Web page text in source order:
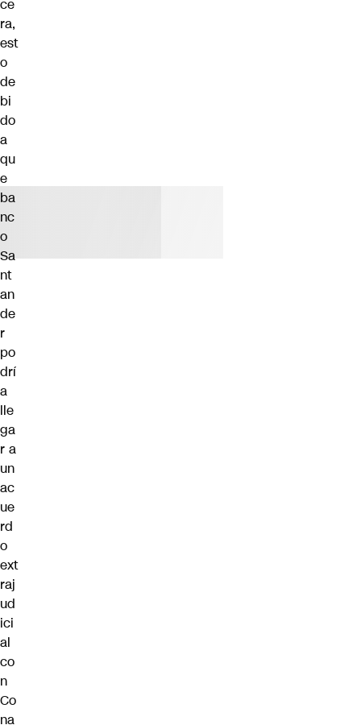
ce
ra,
est
o
de
bi
do
a
qu
e
ba
nc
o
Sa
nt
an
de
r
po
drí
a
lle
ga
r a
un
ac
ue
rd
o
ext
raj
ud
ici
al
co
n
Co
na